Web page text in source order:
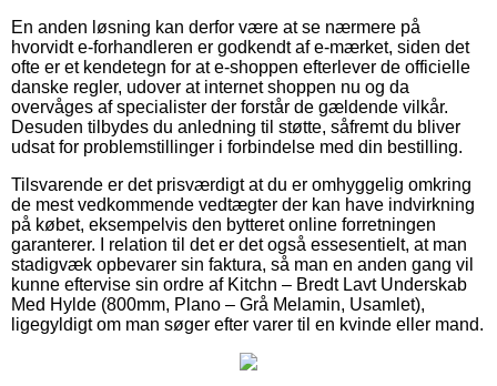
En anden løsning kan derfor være at se nærmere på
hvorvidt e-forhandleren er godkendt af e-mærket, siden det
ofte er et kendetegn for at e-shoppen efterlever de officielle
danske regler, udover at internet shoppen nu og da
overvåges af specialister der forstår de gældende vilkår.
Desuden tilbydes du anledning til støtte, såfremt du bliver
udsat for problemstillinger i forbindelse med din bestilling.
Tilsvarende er det prisværdigt at du er omhyggelig omkring
de mest vedkommende vedtægter der kan have indvirkning
på købet, eksempelvis den bytteret online forretningen
garanterer. I relation til det er det også essesentielt, at man
stadigvæk opbevarer sin faktura, så man en anden gang vil
kunne eftervise sin ordre af Kitchn – Bredt Lavt Underskab
Med Hylde (800mm, Plano – Grå Melamin, Usamlet),
ligegyldigt om man søger efter varer til en kvinde eller mand.